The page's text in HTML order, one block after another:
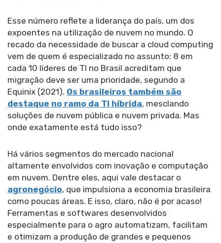
Esse número reflete a liderança do país, um dos
expoentes na utilização de nuvem no mundo. O
recado da necessidade de buscar a cloud computing
vem de quem é especializado no assunto: 8 em
cada 10 líderes de TI no Brasil acreditam que
migração deve ser uma prioridade, segundo a
Equinix (2021). Os brasileiros também são
destaque no ramo da TI híbrida, mesclando
soluções de nuvem pública e nuvem privada. Mas
onde exatamente está tudo isso?
Há vários segmentos do mercado nacional
altamente envolvidos com inovação e computação
em nuvem. Dentre eles, aqui vale destacar o
agronegócio, que impulsiona a economia brasileira
como poucas áreas. E isso, claro, não é por acaso!
Ferramentas e softwares desenvolvidos
especialmente para o agro automatizam, facilitam
e otimizam a produção de grandes e pequenos